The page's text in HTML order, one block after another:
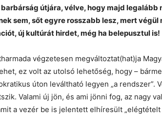
útjára, vélve, hogy majd legalább
sem, sőt egyre rosszabb lesz, mert végül
új kultúrát hirdet, még ha belepusztul is!
végzetesen megváltoztat(hat)ja
ez volt az utolsó lehetőség, hogy –
úton leváltható legyen „a rendszer”.
Valami új jön, és ami jönni fog, az nagy
a vezér be is jelentett elhíresült „elégtételt